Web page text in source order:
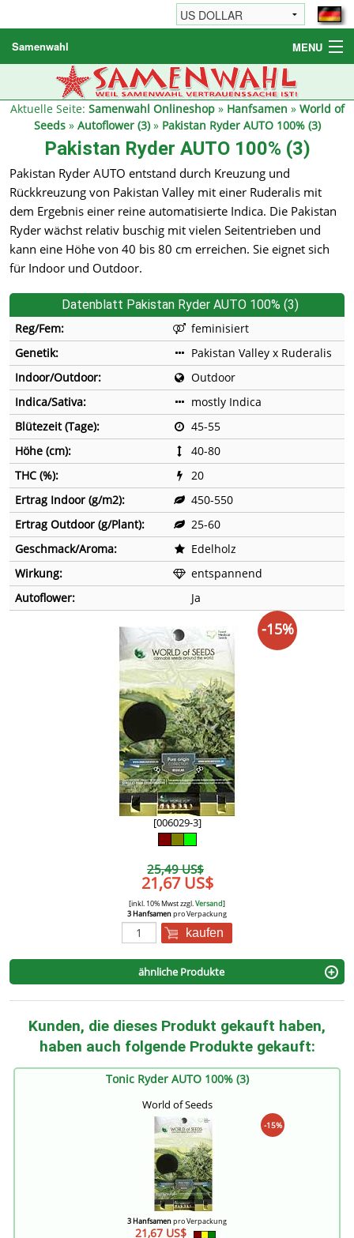
Samenwahl MENU
Hanfsamen
Weitere Produkte
Reseller
Aktuelle Seite: Samenwahl Onlineshop» Hanfsamen » World of
Seeds» Autoflower (3)» Pakistan Ryder AUTO 100% (3)
Pakistan Ryder AUTO 100% (3)
Pakistan Ryder AUTO entstand durch Kreuzung und
Rückkreuzung von Pakistan Valley mit einer Ruderalis mit
dem Ergebnis einer reine automatisierte Indica. Die Pakistan
Ryder wächst relativ buschig mit vielen Seitentrieben und
kann eine Höhe von 40 bis 80 cm erreichen. Sie eignet sich
für Indoor und Outdoor.
Datenblatt Pakistan Ryder AUTO 100% (3)
Reg/Fem:
feminisiert
Genetik:
Pakistan Valley x Ruderalis
Indoor/Outdoor:
Outdoor
Indica/Sativa:
mostly Indica
Blütezeit (Tage):
45-55
Höhe (cm):
40-80
THC (%):
20
Ertrag Indoor (g/m2):
450-550
Ertrag Outdoor (g/Plant):
25-60
Geschmack/Aroma:
Edelholz
Wirkung:
entspannend
Autoflower:
Ja
[006029-3]
25,49 US$
21,67 US$
[inkl. 10% Mwst zzgl.Versand]
3 Hanfsamenpro Verpackung
kaufen
-15%
ähnliche Produkte
Kunden, die dieses Produkt gekauft haben,
haben auch folgende Produkte gekauft:
Tonic Ryder AUTO 100% (3)
World of Seeds
-15%
3 Hanfsamenpro Verpackung
21,67 US$